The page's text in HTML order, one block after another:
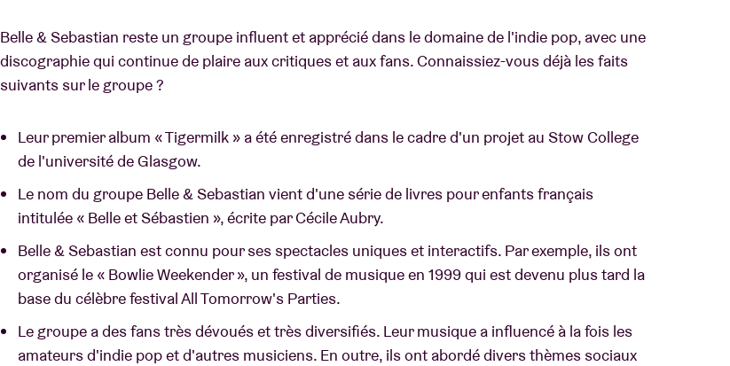
Belle & Sebastian reste un groupe influent et apprécié dans le domaine de l'indie pop, avec une
discographie qui continue de plaire aux critiques et aux fans. Connaissiez-vous déjà les faits
suivants sur le groupe ?
Leur premier album « Tigermilk » a été enregistré dans le cadre d'un projet au Stow College
de l'université de Glasgow.
Le nom du groupe Belle & Sebastian vient d'une série de livres pour enfants français
intitulée « Belle et Sébastien », écrite par Cécile Aubry.
Belle & Sebastian est connu pour ses spectacles uniques et interactifs. Par exemple, ils ont
organisé le « Bowlie Weekender », un festival de musique en 1999 qui est devenu plus tard la
base du célèbre festival All Tomorrow's Parties.
Le groupe a des fans très dévoués et très diversifiés. Leur musique a influencé à la fois les
amateurs d'indie pop et d'autres musiciens. En outre, ils ont abordé divers thèmes sociaux